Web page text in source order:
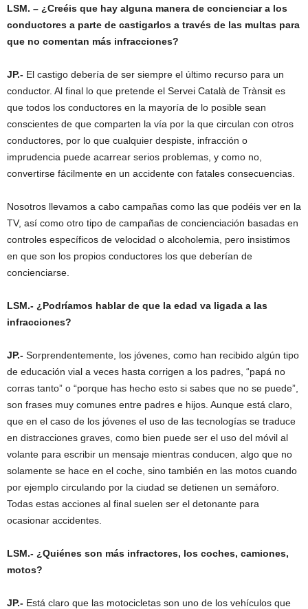
LSM. – ¿Creéis que hay alguna manera de concienciar a los
conductores a parte de castigarlos a través de las multas para
que no comentan más infracciones?
JP.- El castigo debería de ser siempre el último recurso para un
conductor. Al final lo que pretende el Servei Català de Trànsit es
que todos los conductores en la mayoría de lo posible sean
conscientes de que comparten la vía por la que circulan con otros
conductores, por lo que cualquier despiste, infracción o
imprudencia puede acarrear serios problemas, y como no,
convertirse fácilmente en un accidente con fatales consecuencias.
Nosotros llevamos a cabo campañas como las que podéis ver en la
TV, así como otro tipo de campañas de concienciación basadas en
controles específicos de velocidad o alcoholemia, pero insistimos
en que son los propios conductores los que deberían de
concienciarse.
LSM.- ¿Podríamos hablar de que la edad va ligada a las
infracciones?
JP.- Sorprendentemente, los jóvenes, como han recibido algún tipo
de educación vial a veces hasta corrigen a los padres, “papá no
corras tanto” o “porque has hecho esto si sabes que no se puede”,
son frases muy comunes entre padres e hijos. Aunque está claro,
que en el caso de los jóvenes el uso de las tecnologías se traduce
en distracciones graves, como bien puede ser el uso del móvil al
volante para escribir un mensaje mientras conducen, algo que no
solamente se hace en el coche, sino también en las motos cuando
por ejemplo circulando por la ciudad se detienen un semáforo.
Todas estas acciones al final suelen ser el detonante para
ocasionar accidentes.
LSM.- ¿Quiénes son más infractores, los coches, camiones,
motos?
JP.- Está claro que las motocicletas son uno de los vehículos que